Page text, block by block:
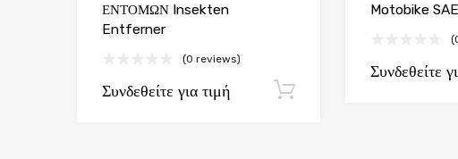
ΕΝΤΟΜΩΝ Insekten
Entferner
(0 reviews)
Συνδεθείτε για τιμή
Motobike
Συνδεθείτε